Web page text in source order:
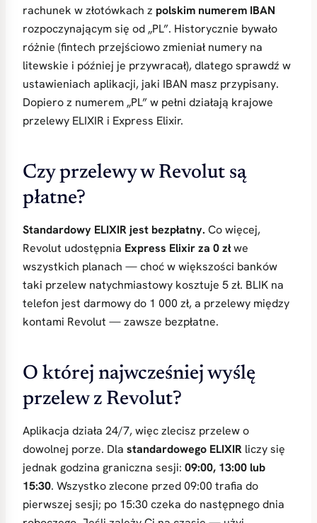
rachunek w złotówkach z polskim numerem IBAN
rozpoczynającym się od „PL”. Historycznie bywało
różnie (fintech przejściowo zmieniał numery na
litewskie i później je przywracał), dlatego sprawdź w
ustawieniach aplikacji, jaki IBAN masz przypisany.
Dopiero z numerem „PL” w pełni działają krajowe
przelewy ELIXIR i Express Elixir.
Czy przelewy w Revolut są
płatne?
Standardowy ELIXIR jest bezpłatny. Co więcej,
Revolut udostępnia Express Elixir za 0 złwe
wszystkich planach — choć w większości banków
taki przelew natychmiastowy kosztuje 5 zł. BLIK na
telefon jest darmowy do 1 000 zł, a przelewy między
kontami Revolut — zawsze bezpłatne.
O której najwcześniej wyślę
przelew z Revolut?
Aplikacja działa 24/7, więc zlecisz przelew o
dowolnej porze. Dla standardowego ELIXIR liczy się
jednak godzina graniczna sesji: 09:00, 13:00 lub
15:30. Wszystko zlecone przed 09:00 trafia do
pierwszej sesji; po 15:30 czeka do następnego dnia